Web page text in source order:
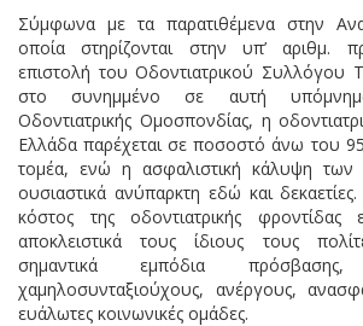
Σύμφωνα με τα παρατιθέμενα στην
οποία στηρίζονται στην υπ’ αριθμ.
επιστολή του Οδοντιατρικού Συλλόγου
στο συνημμένο σε αυτή
Οδοντιατρικής Ομοσπονδίας, η
Ελλάδα παρέχεται σε ποσοστό άνω του
τομέα, ενώ η ασφαλιστική κάλυψη των
ουσιαστικά ανύπαρκτη εδώ και
κόστος της οδοντιατρικής φροντίδας
αποκλειστικά τους ίδιους τους
σημαντικά εμπόδια
χαμηλοσυνταξιούχους, ανέργους,
ευάλωτες κοινωνικές ομάδες.